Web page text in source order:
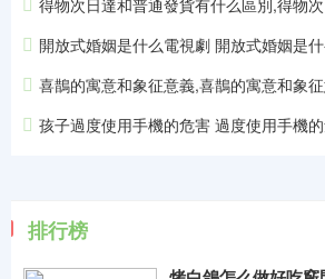
開放式婚姻是什么電視劇 開放式婚姻是
喜鵲的寓意和象征意義,喜鵲的寓意和象
孩子過度使用手機的危害 過度使用手機
排行榜